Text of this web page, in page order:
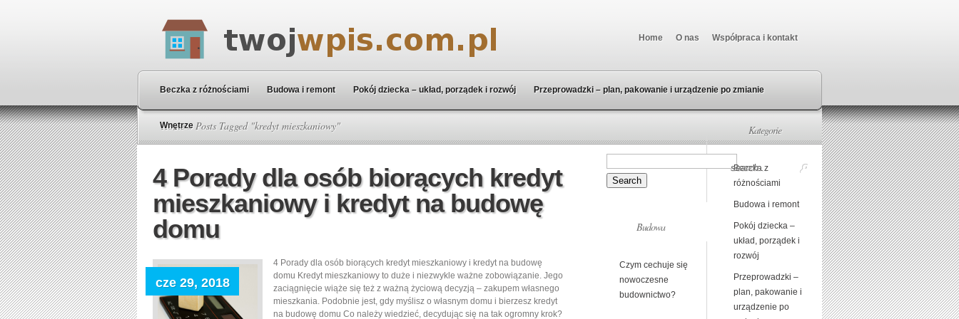
Home O nas Współpraca i kontakt
Beczka z różnościami Budowa i remont Pokój dziecka – układ, porządek i rozwój Przeprowadzki – plan, pakowanie i urządzenie po zmianie
Wnętrze
Home» Posts Tagged "kredyt mieszkaniowy"
4 Porady dla osób biorących kredyt
mieszkaniowy i kredyt na budowę
domu
cze 29, 2018
4 Porady dla osób biorących kredyt mieszkaniowy i kredyt na budowę
domu Kredyt mieszkaniowy to duże i niezwykle ważne zobowiązanie. Jego
zaciągnięcie wiąże się też z ważną życiową decyzją – zakupem własnego
mieszkania. Podobnie jest, gdy myślisz o własnym domu i bierzesz kredyt
na budowę domu Co należy wiedzieć, decydując się na tak ogromny krok?
Budowa
Czym cechuje się
nowoczesne
budownictwo?
Kategorie
Beczka z
różnościami
Budowa i remont
Pokój dziecka –
układ, porządek i
rozwój
Przeprowadzki –
plan, pakowanie i
urządzenie po